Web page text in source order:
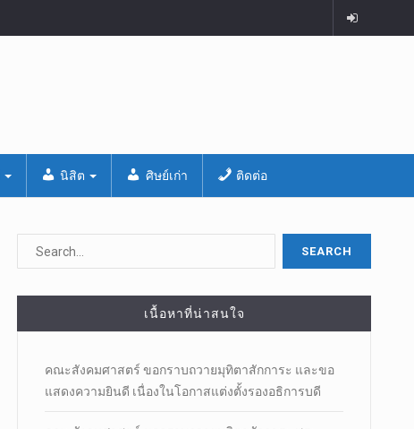
นิสิต ศิษย์เก่า ติดต่อ
เนื้อหาที่น่าสนใจ
คณะสังคมศาสตร์ ขอกราบถวายมุทิตาสักการะ และขอ
แสดงความยินดี เนื่องในโอกาสแต่งตั้งรองอธิการบดี